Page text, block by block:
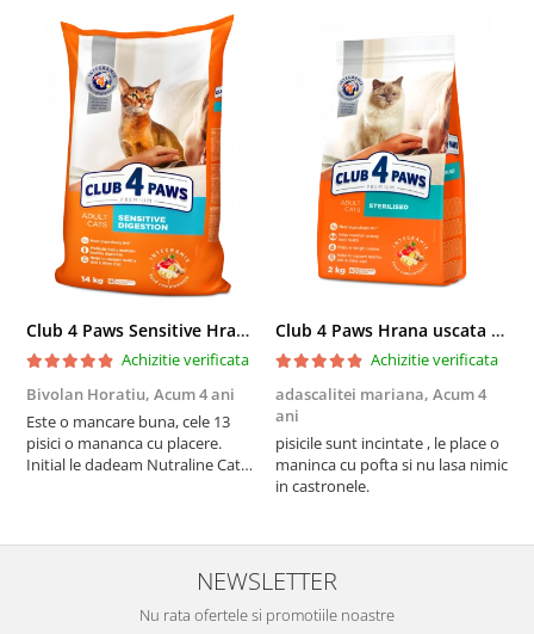
Club 4 Paws Sensitive Hrana uscata pisici adulte, 14kg
Achizitie verificata
Bivolan Horatiu, Acum 4 ani
Este o mancare buna, cele 13
pisici o mananca cu placere.
Initial le dadeam Nutraline Cat
nu o mananca cu placere. Eu
sunt multumit si voi continua cu
Club 4 Paws Hrana uscata pisici sterilizate, 2kg
Achizitie verificata
adascalitei mariana, Acum 4
ani
pisicile sunt incintate , le place o
maninca cu pofta si nu lasa nimic
in castronele.
NEWSLETTER
Nu rata ofertele si promotiile noastre